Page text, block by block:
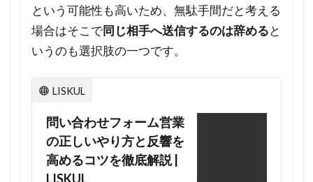
る
営
文
面
と
4.1
成功
の秘
という可能性も高いため、無駄手間だと考える
場合はそこで同じ相手へ送信するのは辞めると
いうのも選択肢の一つです。
LISKUL
問い合わせフォーム営業
の正しいやり方と反響を
高めるコツを徹底解説 |
LISKUL